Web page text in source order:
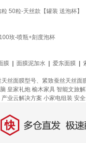
50粒-天丝款【罐装 送泡杯】
玫-喷瓶+刻度泡杯
膜 面膜泥加水 爱东面膜
丝面膜型号、紧致蚕丝天丝
皇家礼炮 榆木家具 智能文旅
产业云解决方案 小家电组装 安
快 多仓直发，极速